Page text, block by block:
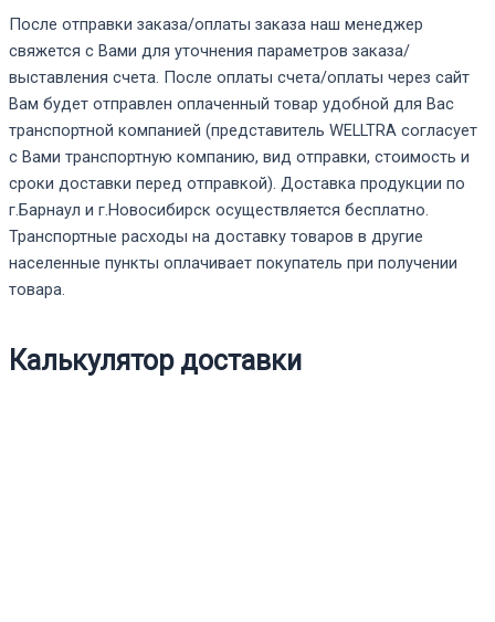
После отправки заказа/оплаты заказа наш менеджер
свяжется с Вами для уточнения параметров заказа/
выставления счета. После оплаты счета/оплаты через сайт
Вам будет отправлен оплаченный товар удобной для Вас
транспортной компанией (представитель WELLTRA согласует
с Вами транспортную компанию, вид отправки, стоимость и
сроки доставки перед отправкой). Доставка продукции по
г.Барнаул и г.Новосибирск осуществляется бесплатно.
Транспортные расходы на доставку товаров в другие
населенные пункты оплачивает покупатель при получении
товара.
Калькулятор доставки